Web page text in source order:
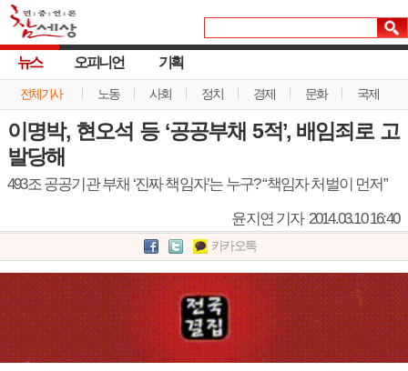
뉴스
전체기사 노동 사회 정치 경제 문화 국제
오피니언 기획
이명박, 현오석 등 ‘공공부채 5적’, 배임죄로 고
발당해
493조 공공기관 부채 ‘진짜 책임자’는 누구? “책임자 처벌이 먼저”
윤지연 기자 2014.03.10 16:40
카카오톡